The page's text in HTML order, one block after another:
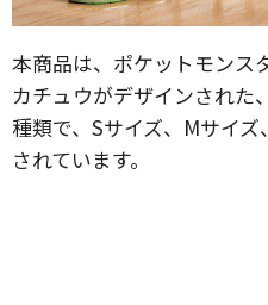
本商品は、ポケットモンス
カチュウがデザインされた
種類で、Sサイズ、Mサイ
されています。